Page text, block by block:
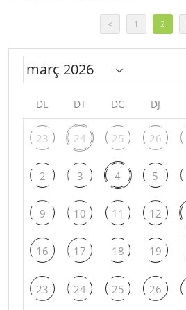
< 1 2
DL DT DC DJ
23 24 25 26
2 3 4 5
9 10 11 12
16 17 18 19
23 24 25 26